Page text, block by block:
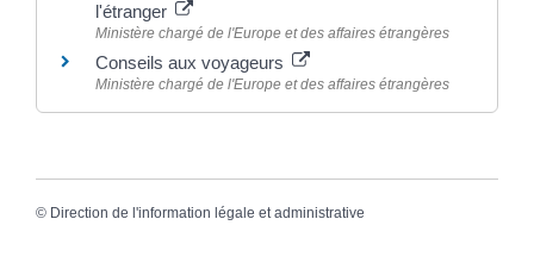
l'étranger
Ministère chargé de l'Europe et des affaires étrangères
Conseils aux voyageurs
Ministère chargé de l'Europe et des affaires étrangères
© Direction de l'information légale et administrative